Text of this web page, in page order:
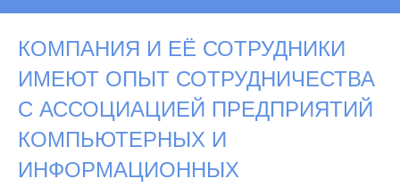
КОМПАНИЯ И ЕЁ СОТРУДНИКИ
ИМЕЮТ ОПЫТ СОТРУДНИЧЕСТВА
С АССОЦИАЦИЕЙ ПРЕДПРИЯТИЙ
КОМПЬЮТЕРНЫХ И
ИНФОРМАЦИОННЫХ